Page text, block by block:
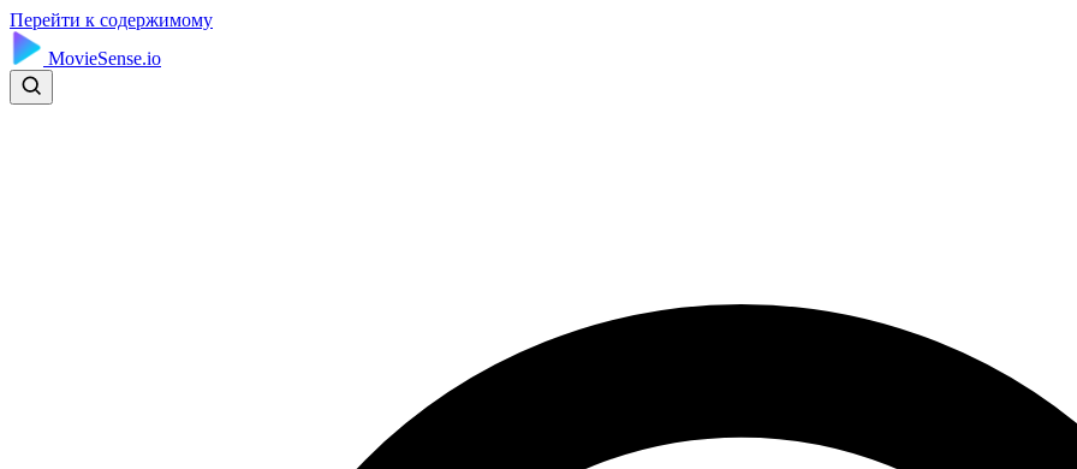
Перейти к содержимому
MovieSense.io